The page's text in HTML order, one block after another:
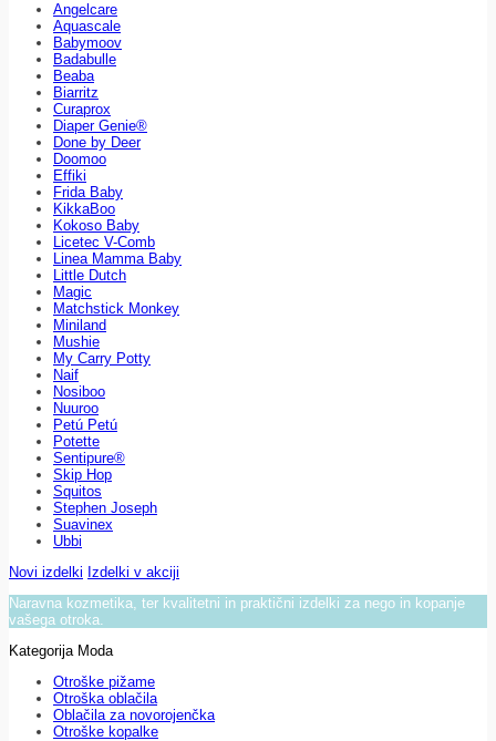
Angelcare
Aquascale
Babymoov
Badabulle
Beaba
Biarritz
Curaprox
Diaper Genie®
Done by Deer
Doomoo
Effiki
Frida Baby
KikkaBoo
Kokoso Baby
Licetec V-Comb
Linea Mamma Baby
Little Dutch
Magic
Matchstick Monkey
Miniland
Mushie
My Carry Potty
Naif
Nosiboo
Nuuroo
Petú Petú
Potette
Sentipure®
Skip Hop
Squitos
Stephen Joseph
Suavinex
Ubbi
Novi izdelki Izdelki v akciji
Naravna kozmetika, ter kvalitetni in praktični izdelki za nego in kopanje
vašega otroka.
Kategorija Moda
Otroške pižame
Otroška oblačila
Oblačila za novorojenčka
Otroške kopalke